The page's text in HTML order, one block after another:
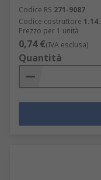
Codice RS 271-9087
Codice costruttore
Prezzo per 1 unità
0,74 €(IVA esclusa)
Quantità